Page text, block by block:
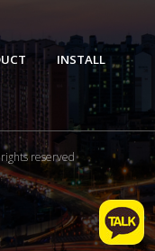
INSTALL
reserved